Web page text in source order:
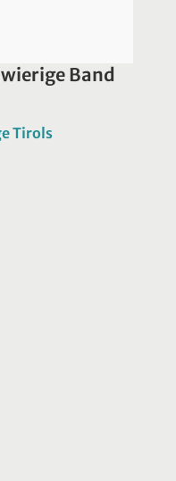
Band
Tirols